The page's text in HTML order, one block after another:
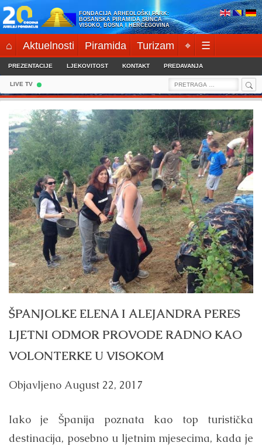
Skip
to
content
FONDACIJA ARHEOLOŠKI PARK:
BOSANSKA PIRAMIDA SUNCA
VISOKO, BOSNA I HERCEGOVINA
⌂ Aktuelnosti Piramida Turizam ⌖ ☰
PREZENTACIJE LJEKOVITOST KONTAKT PREDAVANJA
LIVE TV
Search
for:
ŠPANJOLKE ELENA I ALEJANDRA PERES
LJETNI ODMOR PROVODE RADNO KAO
VOLONTERKE U VISOKOM
Objavljeno August 22, 2017
Iako je Španija poznata kao top turistička
destinacija, posebno u ljetnim mjesecima, kada je